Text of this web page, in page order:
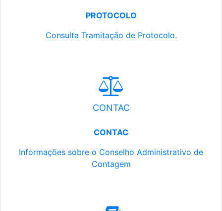
PROTOCOLO
Consulta Tramitação de Protocolo.
CONTAC
CONTAC
Informações sobre o Conselho Administrativo de
Contagem